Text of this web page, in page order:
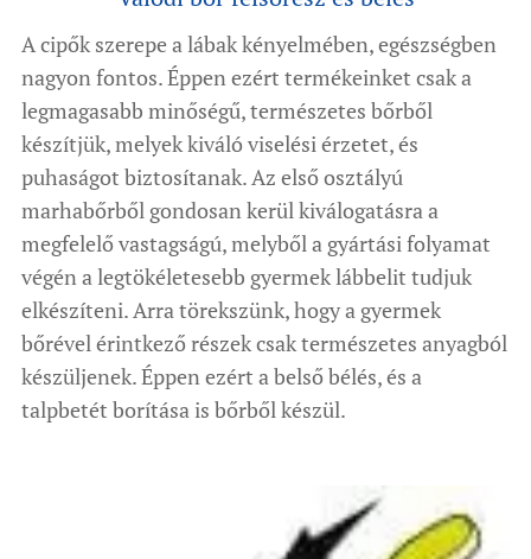
A cipők szerepe a lábak kényelmében, egészségben
nagyon fontos. Éppen ezért termékeinket csak a
legmagasabb minőségű, természetes bőrből
készítjük, melyek kiváló viselési érzetet, és
puhaságot biztosítanak. Az első osztályú
marhabőrből gondosan kerül kiválogatásra a
megfelelő vastagságú, melyből a gyártási folyamat
végén a legtökéletesebb gyermek lábbelit tudjuk
elkészíteni. Arra törekszünk, hogy a gyermek
bőrével érintkező részek csak természetes anyagból
készüljenek. Éppen ezért a belső bélés, és a
talpbetét borítása is bőrből készül.